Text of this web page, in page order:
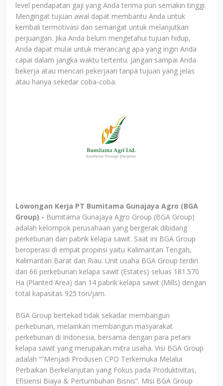
level pendapatan gaji yang Anda terima pun semakin tinggi.
Mengingat tujuan awal dapat membantu Anda untuk
kembali termotivasi dan semangat untuk melanjutkan
perjuangan. Jika Anda belum mengetahui tujuan hidup,
Anda dapat mulai untuk merancang apa yang ingin Anda
capai dalam jangka waktu tertentu. Jangan sampai Anda
bekerja atau mencari pekerjaan tanpa tujuan yang jelas
atau hanya sekedar coba-coba.
Lowongan Kerja PT Bumitama Gunajaya Agro (BGA
Group) - Bumitama Gunajaya Agro Group (BGA Group)
adalah kelompok perusahaan yang bergerak dibidang
perkebunan dan pabrik kelapa sawit. Saat ini BGA Group
beroperasi di empat propinsi yaitu Kalimantan Tengah,
Kalimantan Barat dan Riau. Unit usaha BGA Group terdiri
dari 66 perkebunan kelapa sawit (Estates) seluas 181.570
Ha (Planted Area) dan 14 pabrik kelapa sawit (Mills) dengan
total kapasitas 925 ton/jam.
BGA Group bertekad tidak sekadar membangun
perkebunan, melainkan membangun masyarakat
perkebunan di Indonesia, bersama dengan para petani
kelapa sawit yang merupakan mitra usaha. Visi BGA Group
adalah “”Menjadi Produsen CPO Terkemuka Melalui
Perbaikan Berkelanjutan yang Fokus pada Produktivitas,
Efisiensi Biaya & Pertumbuhan Bisnis”. Misi BGA Group